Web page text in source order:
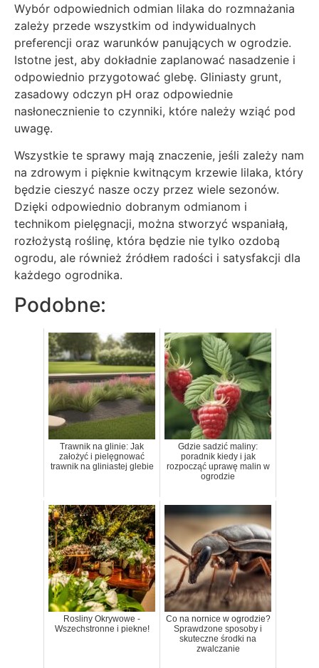
Wybór odpowiednich odmian lilaka do rozmnażania
zależy przede wszystkim od indywidualnych
preferencji oraz warunków panujących w ogrodzie.
Istotne jest, aby dokładnie zaplanować nasadzenie i
odpowiednio przygotować glebę. Gliniasty grunt,
zasadowy odczyn pH oraz odpowiednie
nasłonecznienie to czynniki, które należy wziąć pod
uwagę.
Wszystkie te sprawy mają znaczenie, jeśli zależy nam
na zdrowym i pięknie kwitnącym krzewie lilaka, który
będzie cieszyć nasze oczy przez wiele sezonów.
Dzięki odpowiednio dobranym odmianom i
technikom pielęgnacji, można stworzyć wspaniałą,
rozłożystą roślinę, która będzie nie tylko ozdobą
ogrodu, ale również źródłem radości i satysfakcji dla
każdego ogrodnika.
Podobne:
Trawnik na glinie: Jak
założyć i pielęgnować
trawnik na gliniastej glebie
Gdzie sadzić maliny:
poradnik kiedy i jak
rozpocząć uprawę malin w
ogrodzie
Rosliny Okrywowe -
Wszechstronne i piekne!
Co na nornice w ogrodzie?
Sprawdzone sposoby i
skuteczne środki na
zwalczanie